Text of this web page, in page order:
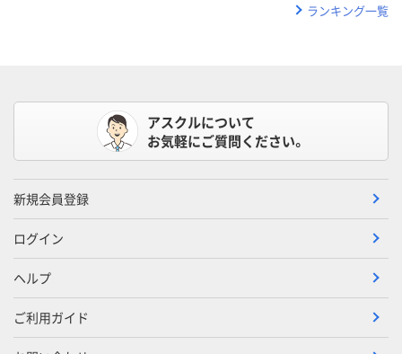
ランキング一覧
アスクルについて
お気軽にご質問ください。
新規会員登録
ログイン
ヘルプ
ご利用ガイド